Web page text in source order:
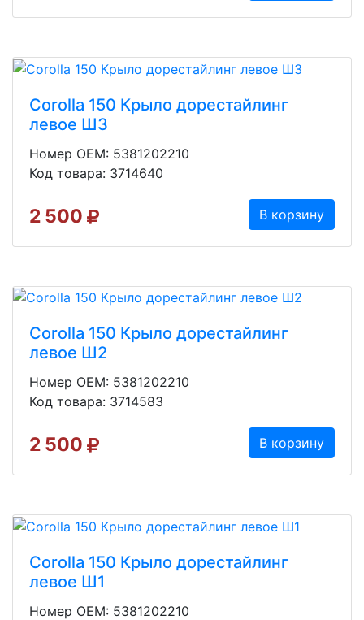
Corolla 150 Крыло дорестайлинг
левое Ш3
Номер OEM: 5381202210
Код товара: 3714640
2 500 В корзину
Corolla 150 Крыло дорестайлинг
левое Ш2
Номер OEM: 5381202210
Код товара: 3714583
2 500 В корзину
Corolla 150 Крыло дорестайлинг
левое Ш1
Номер OEM: 5381202210